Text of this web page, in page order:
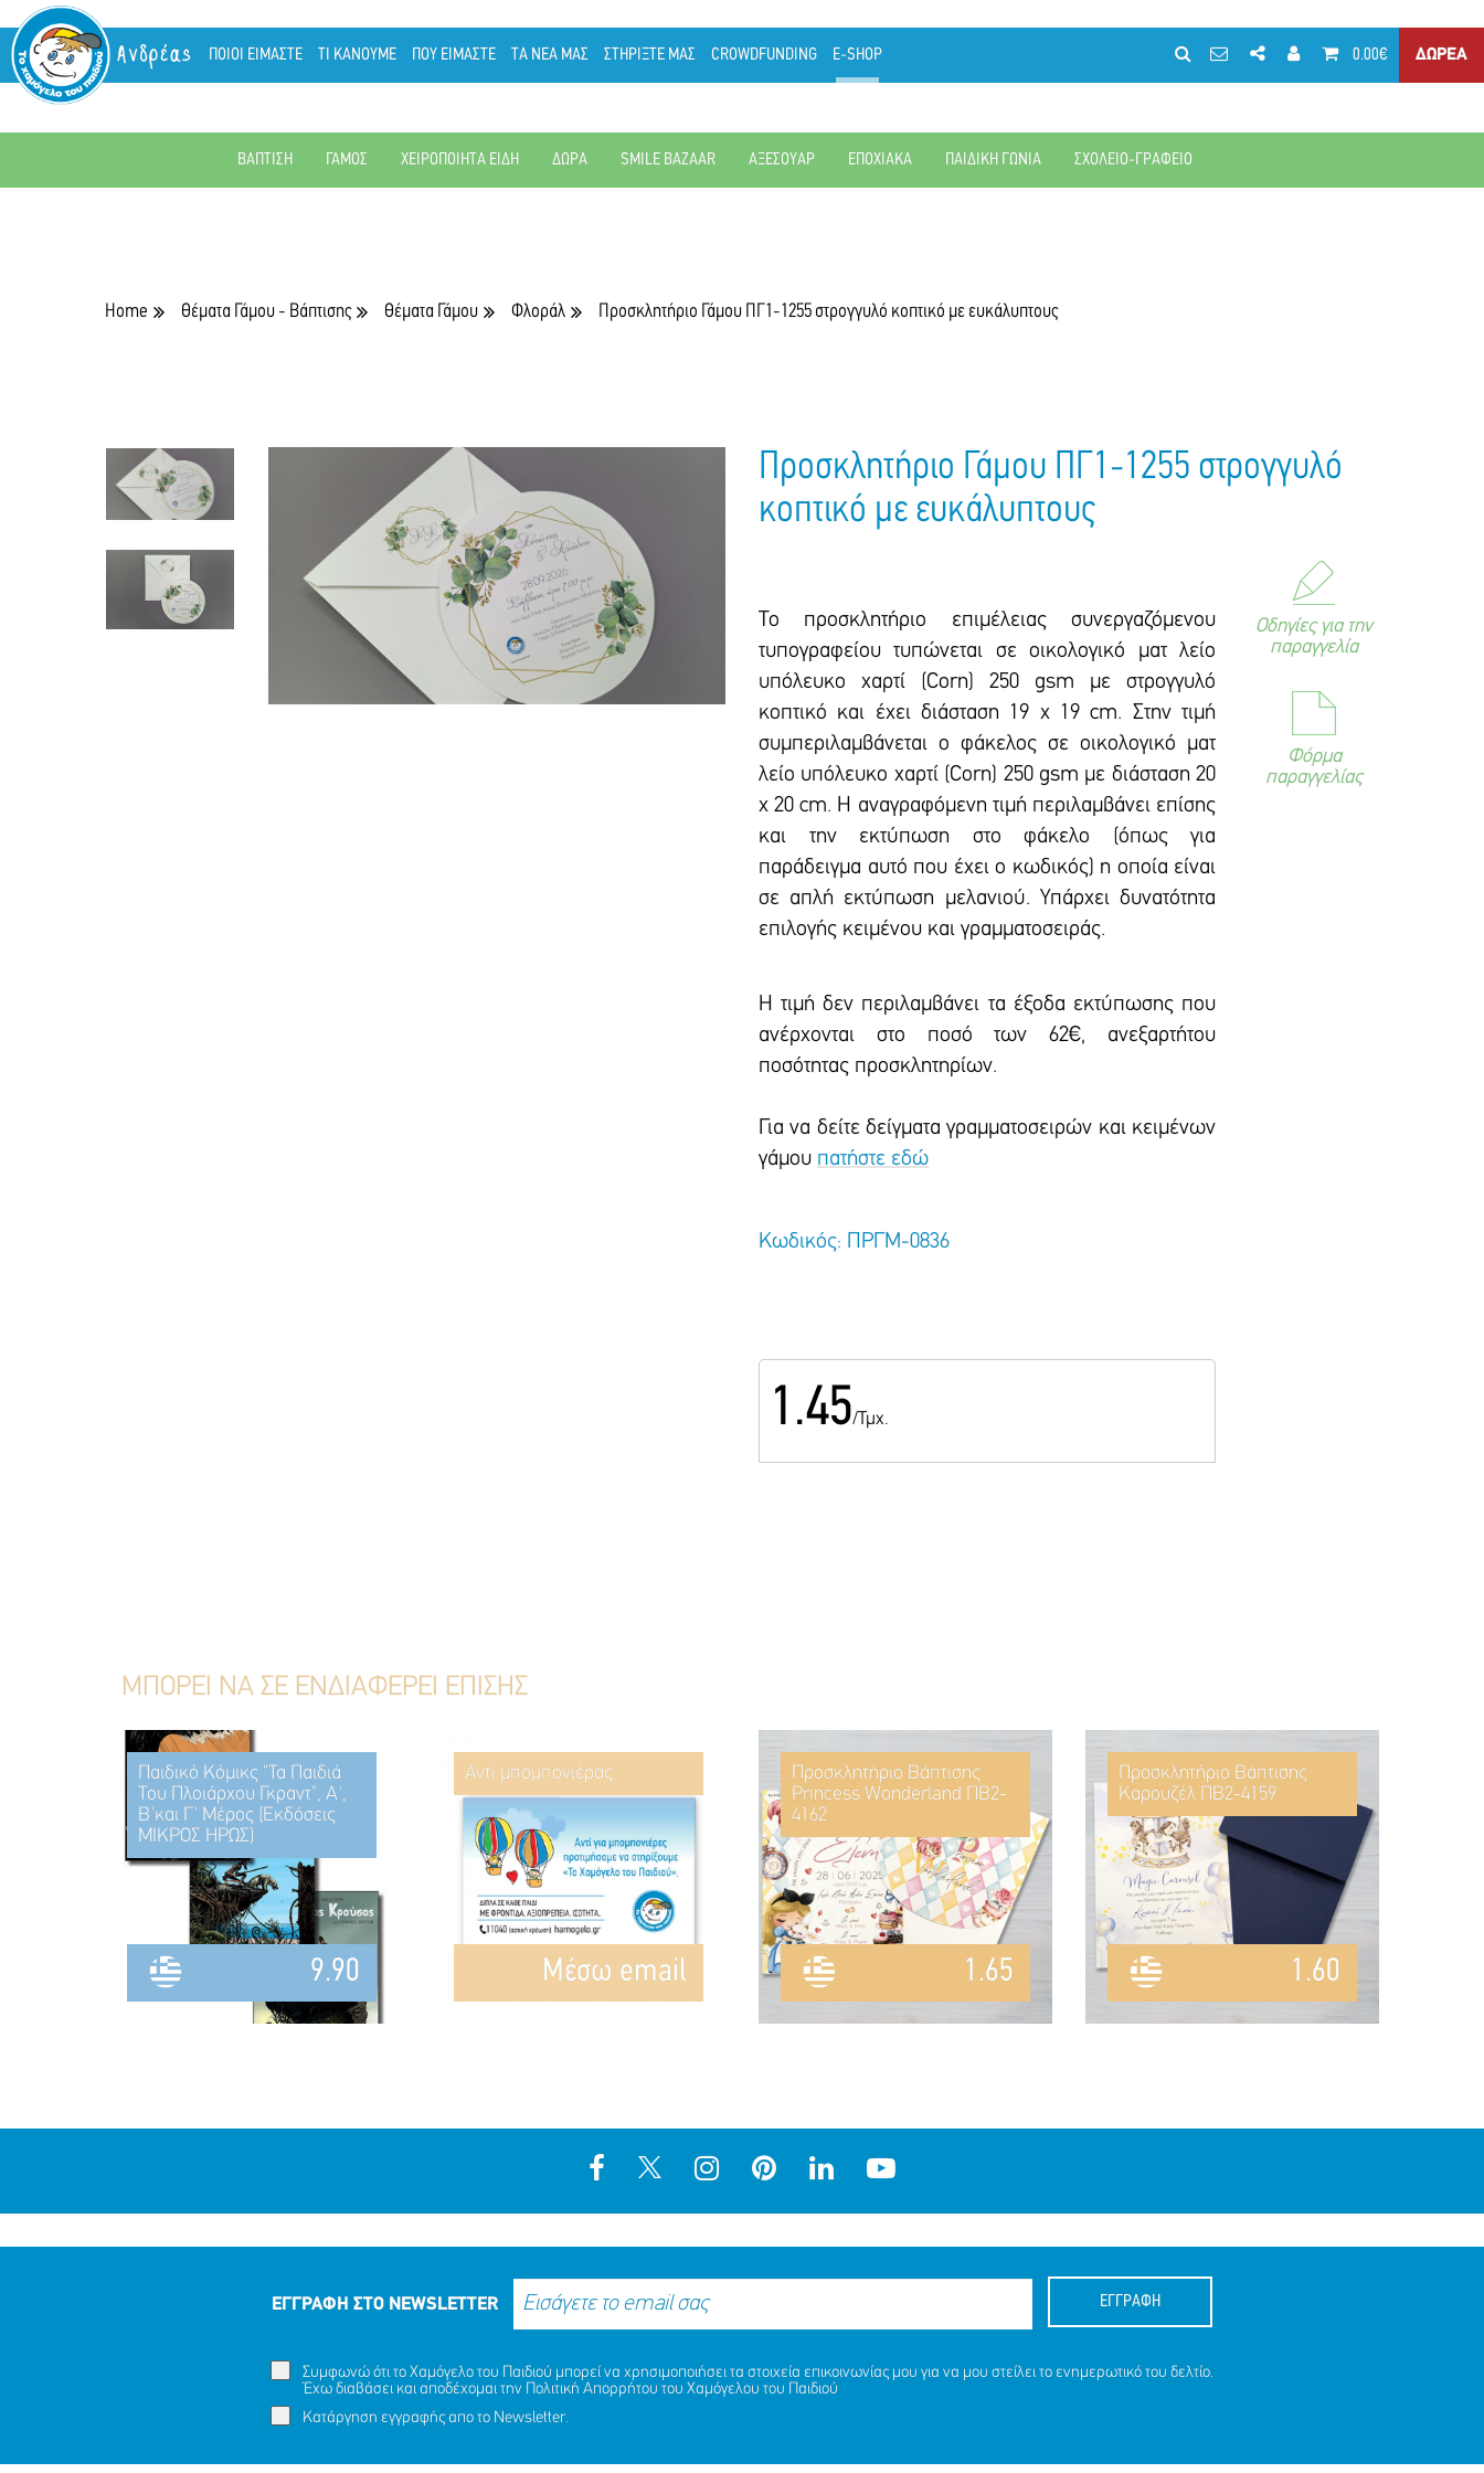
Ανδρέας ΠΟΙΟΙ ΕΙΜΑΣΤΕ ΤΙ ΚΑΝΟΥΜΕ ΠΟΥ ΕΙΜΑΣΤΕ ΤΑ ΝΕΑ ΜΑΣ ΣΤΗΡΙΞΤΕ ΜΑΣ CROWDFUNDING E-SHOP 0.00€ ΔΩΡΕΑ
ΒΑΠΤΙΣΗ ΓΑΜΟΣ ΧΕΙΡΟΠΟΙΗΤΑ ΕΙΔΗ ΔΩΡΑ SMILE BAZAAR ΑΞΕΣΟΥΑΡ ΕΠΟΧΙΑΚΑ ΠΑΙΔΙΚΗ ΓΩΝΙΑ ΣΧΟΛΕΙΟ-ΓΡΑΦΕΙΟ
Home Θέματα Γάμου - Βάπτισης Θέματα Γάμου Φλοράλ Προσκλητήριο Γάμου ΠΓ1-1255 στρογγυλό κοπτικό με ευκάλυπτους
Προσκλητήριο Γάμου ΠΓ1-1255 στρογγυλό
κοπτικό με ευκάλυπτους
Το προσκλητήριο επιμέλειας συνεργαζόμενου
τυπογραφείου τυπώνεται σε οικολογικό ματ λείο
υπόλευκο χαρτί (Corn) 250 gsm με στρογγυλό
κοπτικό και έxει διάσταση 19 x 19 cm. Στην τιμή
συμπεριλαμβάνεται ο φάκελος σε οικολογικό ματ
λείο υπόλευκο χαρτί (Corn) 250 gsm με διάσταση 20
x 20 cm. Η αναγραφόμενη τιμή περιλαμβάνει επίσης
και την εκτύπωση στο φάκελο (όπως για
παράδειγμα αυτό που έχει ο κωδικός) η οποία είναι
σε απλή εκτύπωση μελανιού. Υπάρxει δυνατότητα
επιλογής κειμένου και γραμματοσειράς.
Η τιμή δεν περιλαμβάνει τα έξοδα εκτύπωσης που
ανέρχονται στο ποσό των 62€, ανεξαρτήτου
ποσότητας προσκλητηρίων.
Για να δείτε δείγματα γραμματοσειρών και κειμένων
γάμου πατήστε εδώ
Κωδικός: ΠΡΓΜ-0836
1.45/Τμχ.
Οδηγίες για την
παραγγελία
Φόρμα
παραγγελίας
ΜΠΟΡΕΙ ΝΑ ΣΕ ΕΝΔΙΑΦΕΡΕΙ ΕΠΙΣΗΣ
Παιδικό Κόμικς "Τα Παιδιά
Του Πλοιάρχου Γκραντ", Α',
Β'και Γ' Μέρος (Εκδόσεις
ΜΙΚΡΟΣ ΗΡΩΣ)
9.90
Αντί μπομπονιέρας
Mέσω email
Προσκλητήριο Βάπτισης
Princess Wonderland ΠΒ2-
4162
1.65
Προσκλητήριο Βάπτισης
Καρουζέλ ΠΒ2-4159
1.60
ΕΓΓΡΑΦΗ ΣΤΟ NEWSLETTER ΕΓΓΡΑΦΗ
Συμφωνώ ότι το Χαμόγελο του Παιδιού μπορεί να χρησιμοποιήσει τα στοιχεία επικοινωνίας μου για να μου στείλει το ενημερωτικό του δελτίο.
Έχω διαβάσει και αποδέχομαι την Πολιτική Απορρήτου του Χαμόγελου του Παιδιού
Κατάργηση εγγραφής απο το Newsletter.